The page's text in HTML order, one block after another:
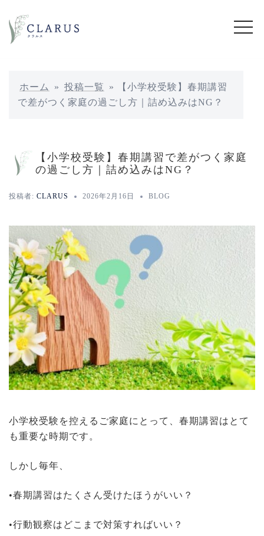
ン
ホーム » 投稿一覧 »
【小学校受験】春期講習
で差がつく家庭の過ごし方｜詰め込みはNG？
【小学校受験】春期講習で差がつく家庭
の過ごし方｜詰め込みはNG？
投稿者: CLARUS 2026年2月16日 BLOG
小学校受験を控えるご家庭にとって、春期講習はとて
も重要な時期です。
しかし毎年、
•春期講習はたくさん受けたほうがいい？
•行動観察はどこまで対策すればいい？